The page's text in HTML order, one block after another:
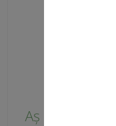
Aș mai lua-o